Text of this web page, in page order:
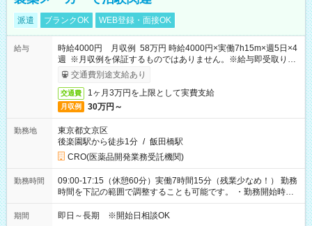
派遣 ブランクOK WEB登録・面接OK
給与
時給4000円 月収例 58万円 時給4000円×実働7h15m×週5日×4
週 ※月収例を保証するものではありません。※給与即受取りサ
ービス利用可（利用条件有）
交通費別途支給あり
交通費 1ヶ月3万円を上限として実費支給
月収例 30万円～
勤務地
東京都文京区
後楽園駅から徒歩1分 / 飯田橋駅
CRO(医薬品開発業務受託機関)
勤務時間
09:00-17:15（休憩60分）実働7時間15分（残業少なめ！） 勤務
時間を下記の範囲で調整することも可能です。 ・勤務開始時
間 09:00～10:00 ・勤務終了時間 16:00～17:15 ・実働
05:00～07:15
期間 即日～長期 ※開始日相談OK